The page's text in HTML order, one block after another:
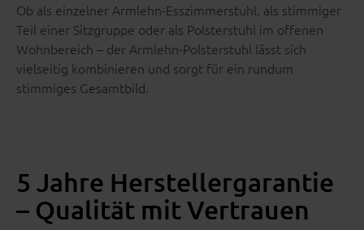
Ob als einzelner Armlehn-Esszimmerstuhl, als stimmiger
Teil einer Sitzgruppe oder als Polsterstuhl im offenen
Wohnbereich – der Armlehn-Polsterstuhl lässt sich
vielseitig kombinieren und sorgt für ein rundum
stimmiges Gesamtbild.
5 Jahre Herstellergarantie
– Qualität mit Vertrauen